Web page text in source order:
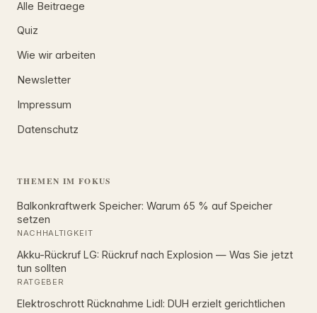
Alle Beitraege
Quiz
Wie wir arbeiten
Newsletter
Impressum
Datenschutz
THEMEN IM FOKUS
Balkonkraftwerk Speicher: Warum 65 % auf Speicher
setzen
NACHHALTIGKEIT
Akku-Rückruf LG: Rückruf nach Explosion — Was Sie jetzt
tun sollten
RATGEBER
Elektroschrott Rücknahme Lidl: DUH erzielt gerichtlichen